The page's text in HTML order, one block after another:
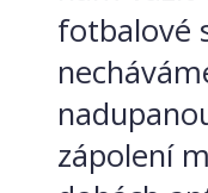
fotbalové
zápolení